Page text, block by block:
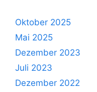
Oktober 2025
Mai 2025
Dezember 2023
Juli 2023
Dezember 2022